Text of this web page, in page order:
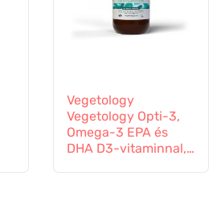
Vegetology
Vegetology Opti-3,
Omega-3 EPA és
DHA D3-vitaminnal,